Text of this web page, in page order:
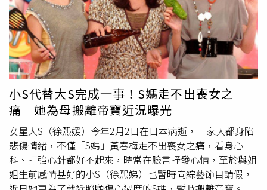
是天母第一美」 、 「祝美女生日快樂！青春永駐」 、 「生
日快樂！一點都不像32歲，也不像有孩子的媽媽，是少
女！」 此外，翁馨儀難得換上性感服裝，有網友表示「不
可能師丈有讓妳這樣穿出門吧！妳是不是有帶衣服去換
裝。」翁馨儀親回： 「我只怕別人覺得我很怪，他們三位
都穿著T shirt超隨便那種。」翁馨儀是張菲（左）的媳婦。
（圖／翁馨儀IG）
小S代替大S完成一事！S媽走不出喪女之
痛 她為母搬離帝寶近況曝光
女星大S（徐熙媛）今年2月2日在日本病逝，一家人都身陷
悲傷情緒，不僅「S媽」黃春梅走不出喪女之痛，看身心
科、打強心針都好不起來，時常在臉書抒發心情，至於與姐
姐生前感情甚好的小S（徐熙娣）也暫時向綜藝節目請假，